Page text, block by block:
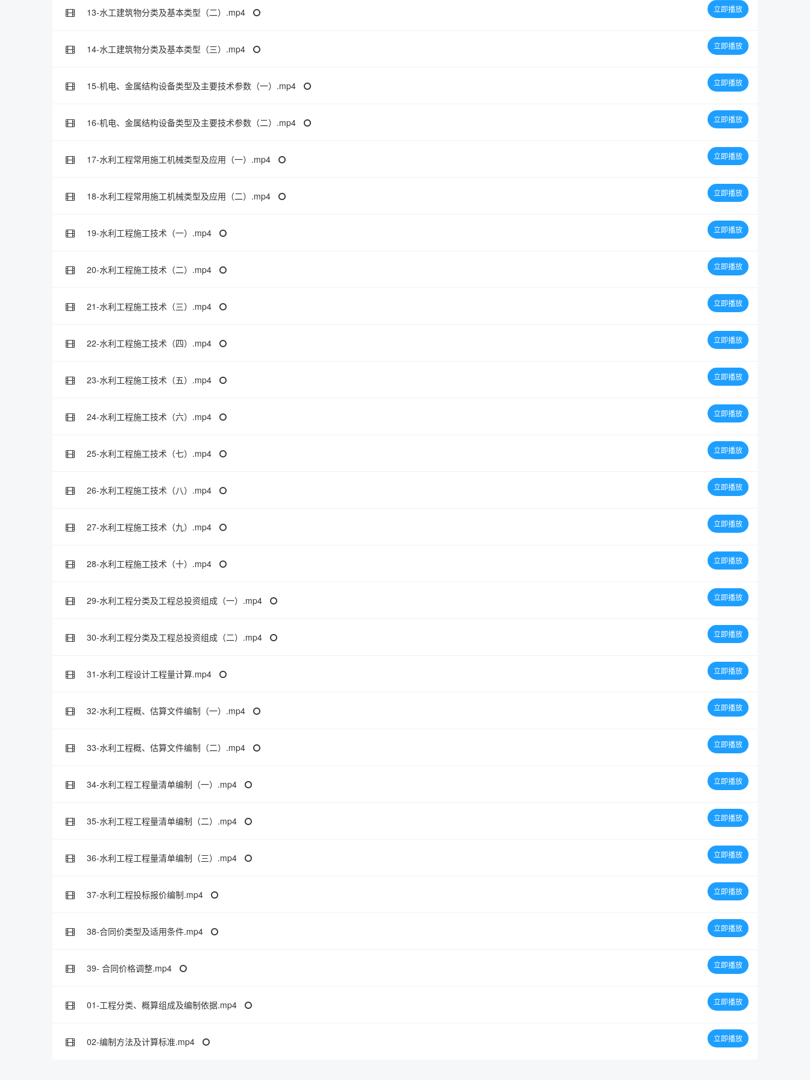
立即播放
13-水工建筑物分类及基本类型（二）.mp4
立即播放
14-水工建筑物分类及基本类型（三）.mp4
立即播放
15-机电、金属结构设备类型及主要技术参数（一）.mp4
立即播放
16-机电、金属结构设备类型及主要技术参数（二）.mp4
立即播放
17-水利工程常用施工机械类型及应用（一）.mp4
立即播放
18-水利工程常用施工机械类型及应用（二）.mp4
立即播放
19-水利工程施工技术（一）.mp4
立即播放
20-水利工程施工技术（二）.mp4
立即播放
21-水利工程施工技术（三）.mp4
立即播放
22-水利工程施工技术（四）.mp4
立即播放
23-水利工程施工技术（五）.mp4
立即播放
24-水利工程施工技术（六）.mp4
立即播放
25-水利工程施工技术（七）.mp4
立即播放
26-水利工程施工技术（八）.mp4
立即播放
27-水利工程施工技术（九）.mp4
立即播放
28-水利工程施工技术（十）.mp4
立即播放
29-水利工程分类及工程总投资组成（一）.mp4
立即播放
30-水利工程分类及工程总投资组成（二）.mp4
立即播放
31-水利工程设计工程量计算.mp4
立即播放
32-水利工程概、估算文件编制（一）.mp4
立即播放
33-水利工程概、估算文件编制（二）.mp4
立即播放
34-水利工程工程量清单编制（一）.mp4
立即播放
35-水利工程工程量清单编制（二）.mp4
立即播放
36-水利工程工程量清单编制（三）.mp4
立即播放
37-水利工程投标报价编制.mp4
立即播放
38-合同价类型及适用条件.mp4
立即播放
39- 合同价格调整.mp4
立即播放
01-工程分类、概算组成及编制依据.mp4
立即播放
02-编制方法及计算标准.mp4